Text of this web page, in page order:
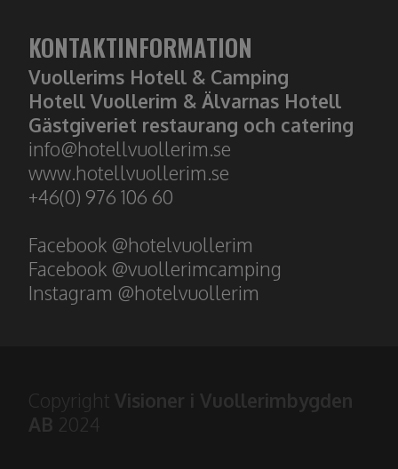
KONTAKTINFORMATION
Vuollerims Hotell & Camping
Hotell Vuollerim & Älvarnas Hotell
Gästgiveriet restaurang och catering
​​​​​​​info@hotellvuollerim.se
www.hotellvuollerim.se
+46(0) 976 106 60
Facebook @hotelvuollerim
Facebook @vuollerimcamping
Instagram @hotelvuollerim
Copyright Visioner i Vuollerimbygden
AB 2024